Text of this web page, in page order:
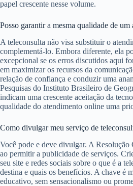
papel crescente nesse volume.
Posso garantir a mesma qualidade de
A teleconsulta não visa substituir o
complementá-lo. Embora diferente, ela
excepcional se os erros discutidos aqui
em maximizar os recursos da
relação de confiança e conduzir uma
Pesquisas do Instituto Brasileiro de
indicam uma crescente aceitação da
qualidade do atendimento online uma
Como divulgar meu serviço de
Você pode e deve divulgar. A Resolução
ao permitir a publicidade de serviços.
seu site e redes sociais sobre o que é a
destina e quais os benefícios. A chave é
educativo, sem sensacionalismo ou